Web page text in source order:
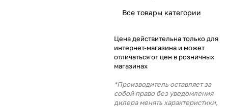
Все товары категории
Цена действительна только для
интернет-магазина и может
отличаться от цен в розничных
магазинах
*Производитель оставляет за
собой право без уведомления
дилера менять характеристики,
% будут
с вашей карты